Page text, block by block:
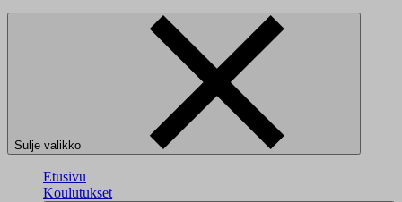
Sulje valikko
Etusivu
Koulutukset